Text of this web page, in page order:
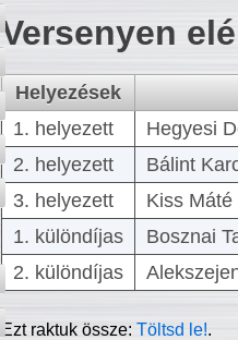
Versenyen
Helyezések
1. helyezett
Hegyesi
2. helyezett
Bálint
3. helyezett
Kiss
1. különdíjas
Bosznai
2. különdíjas
Ezt raktuk össze:Töltsd le!.